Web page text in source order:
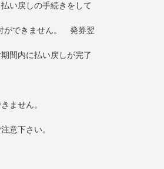
い戻しの手続きをして
ができません。 発券翌
間内に払い戻しが完了
ません。
意下さい。